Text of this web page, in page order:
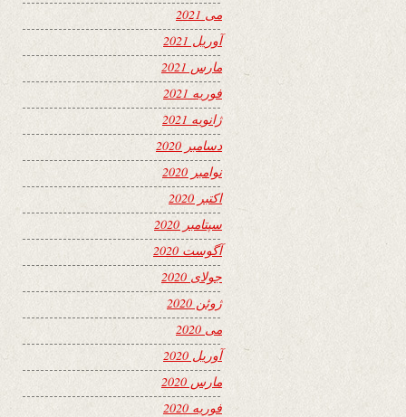
می 2021
آوریل 2021
مارس 2021
فوریه 2021
ژانویه 2021
دسامبر 2020
نوامبر 2020
اکتبر 2020
سپتامبر 2020
آگوست 2020
جولای 2020
ژوئن 2020
می 2020
آوریل 2020
مارس 2020
فوریه 2020